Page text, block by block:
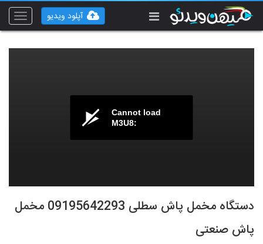
Toggle
آپلود ویدیو
Cannot load
M3U8:
دستگاه مخمل پاش سطلی 09195642293 مخمل
پاش صنعتی